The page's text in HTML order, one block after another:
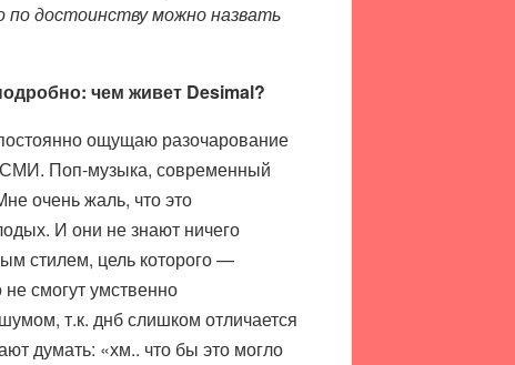
по достоинству можно назвать
чем живет Desimal?
ощущаю разочарование
СМИ. Поп-музыка, современный
очень жаль, что это
И они не знают ничего
стилем, цель которого —
смогут умственно
т.к. днб слишком отличается
думать: «хм.. что бы это могло